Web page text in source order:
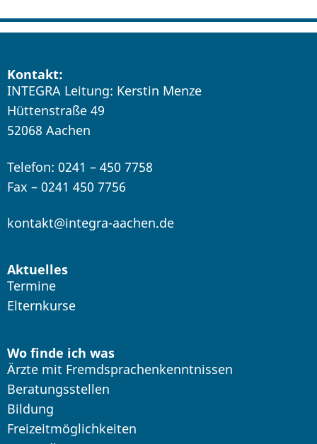
Kontakt:
INTEGRA Leitung: Kerstin Menze
Hüttenstraße 49
52068 Aachen
Telefon: 0241 – 450 7758
Fax – 0241 450 7756
kontakt@integra-aachen.de
Aktuelles
Termine
Elternkurse
Wo finde ich was
Ärzte mit Fremdsprachenkenntnissen
Beratungsstellen
Bildung
Freizeitmöglichkeiten